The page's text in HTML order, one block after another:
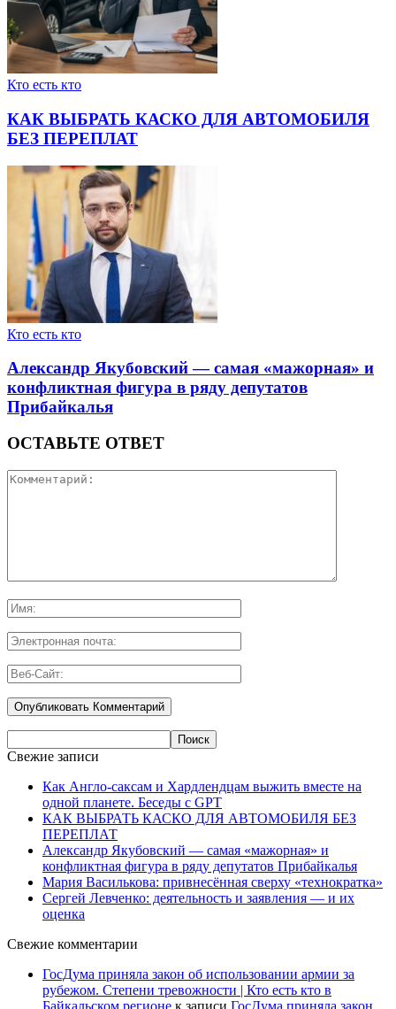
Кто есть кто
КАК ВЫБРАТЬ КАСКО ДЛЯ АВТОМОБИЛЯ
БЕЗ ПЕРЕПЛАТ
Кто есть кто
Александр Якубовский — самая «мажорная» и
конфликтная фигура в ряду депутатов
Прибайкалья
ОСТАВЬТЕ ОТВЕТ
Свежие записи
Как Англо-саксам и Хардлендцам выжить вместе на
одной планете. Беседы с GPT
КАК ВЫБРАТЬ КАСКО ДЛЯ АВТОМОБИЛЯ БЕЗ
ПЕРЕПЛАТ
Александр Якубовский — самая «мажорная» и
конфликтная фигура в ряду депутатов Прибайкалья
Мария Василькова: привнесённая сверху «технократка»
Сергей Левченко: деятельность и заявления — и их
оценка
Свежие комментарии
ГосДума приняла закон об использовании армии за
рубежом. Степени тревожности | Кто есть кто в
Байкальском регионе к записи ГосДума приняла закон